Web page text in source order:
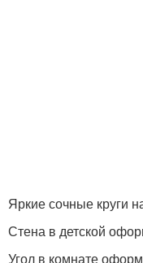
Яркие сочные круги
Стена в детской
Угол в комнате